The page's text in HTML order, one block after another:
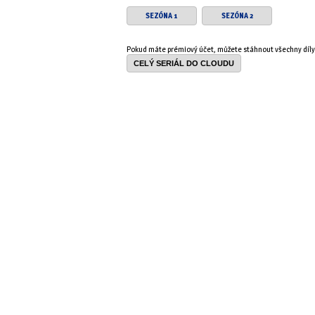
SEZÓNA 1 SEZÓNA 2
Pokud máte prémiový účet, můžete stáhnout všechny
CELÝ SERIÁL DO CLOUDU